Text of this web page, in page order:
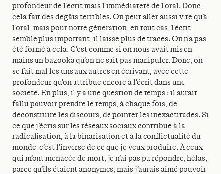
profondeur de l’écrit mais l’immédiateté de l’oral. Donc,
cela fait des dégâts terribles. On peut aller aussi vite qu’à
l’oral, mais pour notre génération, en tout cas, l’écrit
semble plus important, il laisse plus de traces. On n’a pas
été formé à cela. C’est comme si on nous avait mis en
mains un bazooka qu’on ne sait pas manipuler. Donc, on
se fait mal les uns aux autres en écrivant, avec cette
profondeur qu’on attribue encore à l’écrit dans une
société. En plus, il y a une question de temps : il aurait
fallu pouvoir prendre le temps, à chaque fois, de
déconstruire les discours, de pointer les inexactitudes. Si
ce que j’écris sur les réseaux sociaux contribue à la
radicalisation, à la binarisation et à la conflictualité du
monde, c’est l’inverse de ce que je veux produire. À ceux
qui m’ont menacée de mort, je n’ai pas pu répondre, hélas,
parce qu’ils étaient anonymes, mais j’aurais aimé pouvoir